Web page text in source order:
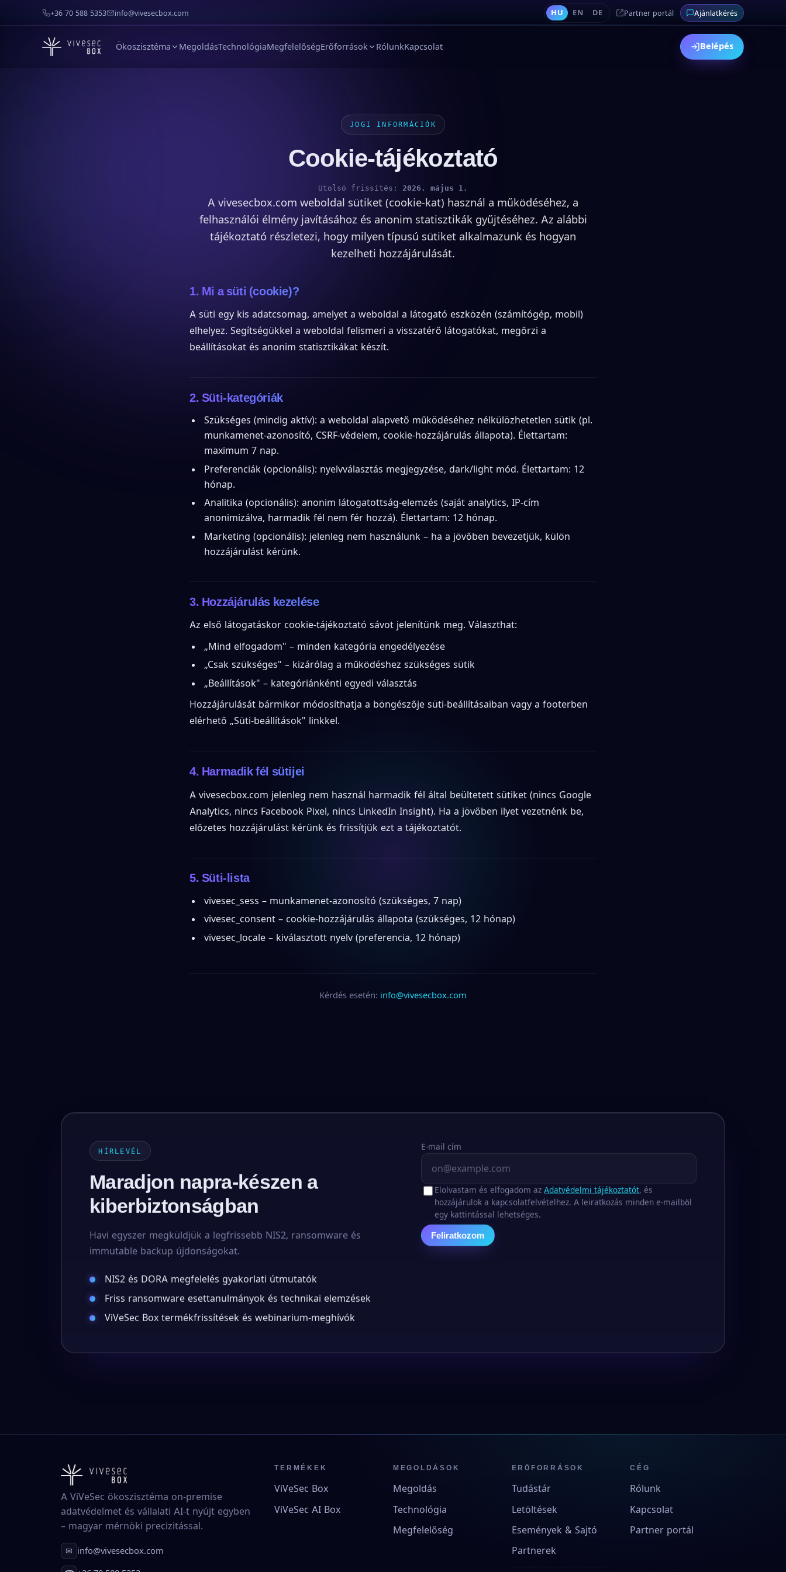
+36 70 588 5353 info@vivesecbox.com HU EN DE Partner portál Ajánlatkérés
Ökoszisztéma MegoldásTechnológiaMegfelelőségErőforrások RólunkKapcsolat Belépés
JOGI INFORMÁCIÓK
Cookie-tájékoztató
Utolsó frissítés: 2026. május 1.
A vivesecbox.com weboldal sütiket (cookie-kat) használ a működéséhez, a
felhasználói élmény javításához és anonim statisztikák gyűjtéséhez. Az alábbi
tájékoztató részletezi, hogy milyen típusú sütiket alkalmazunk és hogyan
kezelheti hozzájárulását.
1. Mi a süti (cookie)?
A süti egy kis adatcsomag, amelyet a weboldal a látogató eszközén (számítógép, mobil)
elhelyez. Segítségükkel a weboldal felismeri a visszatérő látogatókat, megőrzi a
beállításokat és anonim statisztikákat készít.
2. Süti-kategóriák
Szükséges (mindig aktív): a weboldal alapvető működéséhez nélkülözhetetlen sütik (pl.
munkamenet-azonosító, CSRF-védelem, cookie-hozzájárulás állapota). Élettartam:
maximum 7 nap.
Preferenciák (opcionális): nyelvválasztás megjegyzése, dark/light mód. Élettartam: 12
hónap.
Analitika (opcionális): anonim látogatottság-elemzés (saját analytics, IP-cím
anonimizálva, harmadik fél nem fér hozzá). Élettartam: 12 hónap.
Marketing (opcionális): jelenleg nem használunk – ha a jövőben bevezetjük, külön
hozzájárulást kérünk.
3. Hozzájárulás kezelése
Az első látogatáskor cookie-tájékoztató sávot jelenítünk meg. Választhat:
„Mind elfogadom" – minden kategória engedélyezése
„Csak szükséges" – kizárólag a működéshez szükséges sütik
„Beállítások" – kategóriánkénti egyedi választás
Hozzájárulását bármikor módosíthatja a böngészője süti-beállításaiban vagy a footerben
elérhető „Süti-beállítások" linkkel.
4. Harmadik fél sütijei
A vivesecbox.com jelenleg nem használ harmadik fél által beültetett sütiket (nincs Google
Analytics, nincs Facebook Pixel, nincs LinkedIn Insight). Ha a jövőben ilyet vezetnénk be,
előzetes hozzájárulást kérünk és frissítjük ezt a tájékoztatót.
5. Süti-lista
vivesec_sess – munkamenet-azonosító (szükséges, 7 nap)
vivesec_consent – cookie-hozzájárulás állapota (szükséges, 12 hónap)
vivesec_locale – kiválasztott nyelv (preferencia, 12 hónap)
Kérdés esetén: info@vivesecbox.com
HÍRLEVÉL
Maradjon napra-készen a
kiberbiztonságban
Havi egyszer megküldjük a legfrissebb NIS2, ransomware és
immutable backup újdonságokat.
NIS2 és DORA megfelelés gyakorlati útmutatók
Friss ransomware esettanulmányok és technikai elemzések
ViVeSec Box termékfrissítések és webinarium-meghívók
E-mail cím
Elolvastam és elfogadom az Adatvédelmi tájékoztatót , és
hozzájárulok a kapcsolatfelvételhez. A leiratkozás minden e-mailből
egy kattintással lehetséges.
Feliratkozom
A ViVeSec ökoszisztéma on-premise
adatvédelmet és vállalati AI-t nyújt egyben
– magyar mérnöki precizitással.
✉ info@vivesecbox.com
TERMÉKEK
ViVeSec Box
ViVeSec AI Box
MEGOLDÁSOK
Megoldás
Technológia
Megfelelőség
ERŐFORRÁSOK
Tudástár
Letöltések
Események & Sajtó
Partnerek
CÉG
Rólunk
Kapcsolat
Partner portál